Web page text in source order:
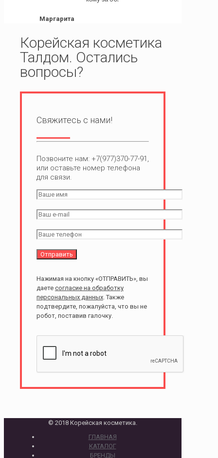
Маргарита
Корейская косметика
Талдом. Остались
вопросы?
Свяжитесь с нами!
Позвоните нам: +7(977)370-77-91,
или оставьте номер телефона
для связи.
Нажимая на кнопку «ОТПРАВИТЬ», вы
даете согласие на обработку
персональных данных. Также
подтвердите, пожалуйста, что вы не
робот, поставив галочку.
© 2018 Корейская косметика.
ГЛАВНАЯ
КАТАЛОГ
БРЕНДЫ